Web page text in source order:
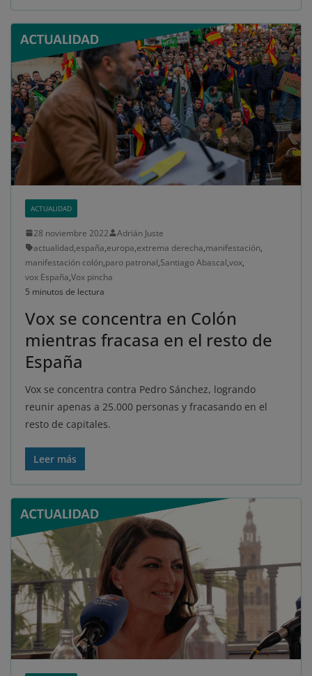
ACTUALIDAD
28 noviembre 2022
Adrián Juste
actualidad,españa,europa,extrema derecha,manifestación,
manifestación colón,paro patronal,Santiago Abascal,vox,
vox España,Vox pincha
5 minutos de lectura
Vox se concentra en Colón
mientras fracasa en el resto de
España
Vox se concentra contra Pedro Sánchez, logrando
reunir apenas a 25.000 personas y fracasando en el
resto de capitales.
Leer más